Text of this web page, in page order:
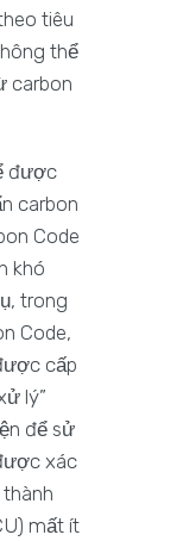
tiêu
thể
carbon
được
carbon
Code
khó
trong
Code,
cấp
lý”
để sử
xác
mất ít